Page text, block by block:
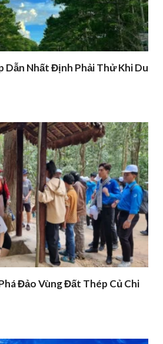
Dẫn Nhất Định Phải Thử Khi Du
Đảo Vùng Đất Thép Củ Chi